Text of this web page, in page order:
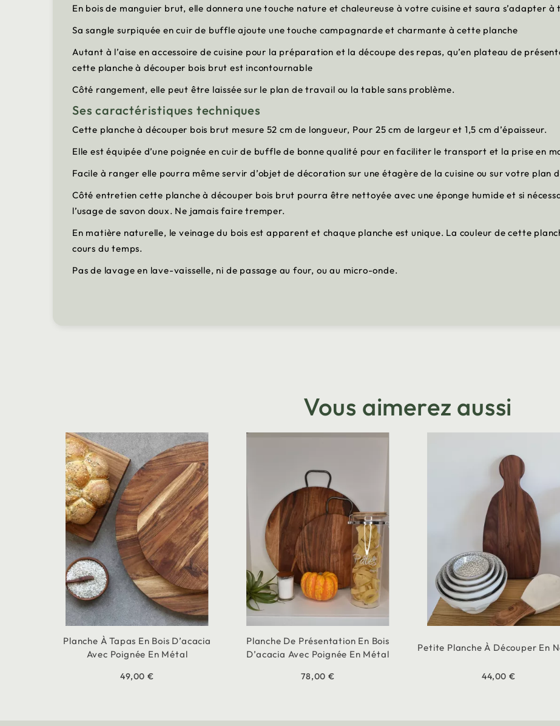
En bois de manguier brut, elle donnera une touche nature et chaleureuse à votre cuisine et saura s’adapter à
Sa sangle surpiquée en cuir de buffle ajoute une touche campagnarde et charmante à cette planche
Autant à l’aise en accessoire de cuisine pour la préparation et la découpe des repas, qu’en plateau de
cette planche à découper bois brut est incontournable
Côté rangement, elle peut être laissée sur le plan de travail ou la table sans problème.
Ses caractéristiques techniques
Cette planche à découper bois brut mesure 52 cm de longueur, Pour 25 cm de largeur et 1,5 cm d’épaisseur.
Elle est équipée d’une poignée en cuir de buffle de bonne qualité pour en faciliter le transport et la prise en
Facile à ranger elle pourra même servir d’objet de décoration sur une étagère de la cuisine ou sur votre plan
Côté entretien cette planche à découper bois brut pourra être nettoyée avec une éponge humide et si
l’usage de savon doux. Ne jamais faire tremper.
En matière naturelle, le veinage du bois est apparent et chaque planche est unique. La couleur de cette
cours du temps.
Pas de lavage en lave-vaisselle, ni de passage au four, ou au micro-onde.
Vous aimerez aussi
Planche À Tapas En Bois D’acacia
Avec Poignée En Métal
49,00 €
Planche De Présentation En Bois
D’acacia Avec Poignée En Métal
78,00 €
Petite Planche À Découper En
44,00 €